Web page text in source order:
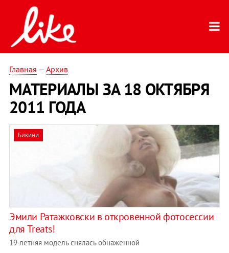
Главная —Архив
МАТЕРИАЛЫ ЗА 18 ОКТЯБРЯ
2011 ГОДА
Бикини
Эмили Ратажковски в откровенной фотосессии
для Treats!
19-летняя модель снялась обнаженной